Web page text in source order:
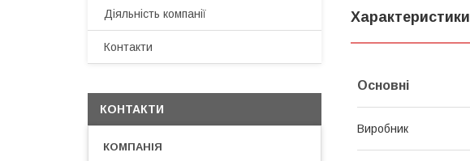
Характеристики
Основні
Виробник
Діяльність компанії
Контакти
КОНТАКТИ